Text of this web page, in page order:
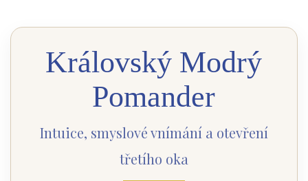
Královský Modrý
Pomander
Intuice, smyslové vnímání a otevření
třetího oka